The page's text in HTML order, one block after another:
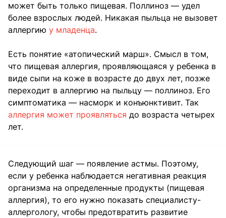
может быть только пищевая. Поллиноз — удел
более взрослых людей. Никакая пыльца не вызовет
аллергию у младенца.
Есть понятие «атопический марш». Смысл в том,
что пищевая аллергия, проявляющаяся у ребенка в
виде сыпи на коже в возрасте до двух лет, позже
переходит в аллергию на пыльцу — поллиноз. Его
симптоматика — насморк и конъюнктивит. Так
аллергия может проявляться до возраста четырех
лет.
Следующий шаг — появление астмы. Поэтому,
если у ребенка наблюдается негативная реакция
организма на определенные продукты (пищевая
аллергия), то его нужно показать специалисту-
аллергологу, чтобы предотвратить развитие